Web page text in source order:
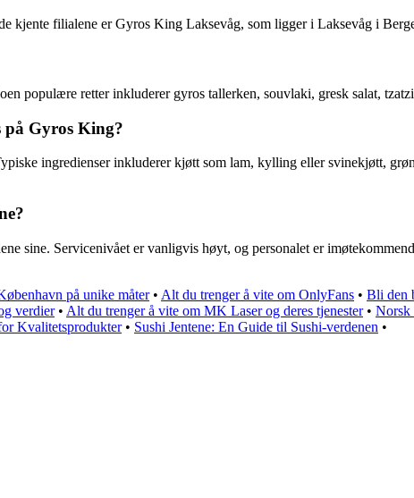
kjente filialene er Gyros King Laksevåg, som ligger i Laksevåg i
populære retter inkluderer gyros tallerken, souvlaki, gresk salat,
på Gyros King?
ingredienser inkluderer kjøtt som lam, kylling eller svinekjøtt,
sine. Servicenivået er vanligvis høyt, og personalet er
på unike måter• Alt du trenger å vite om OnlyFans • Bli den
verdier• Alt du trenger å vite om MK Laser og deres tjenester• Norsk
Kvalitetsprodukter• Sushi Jentene: En Guide til Sushi-verdenen •